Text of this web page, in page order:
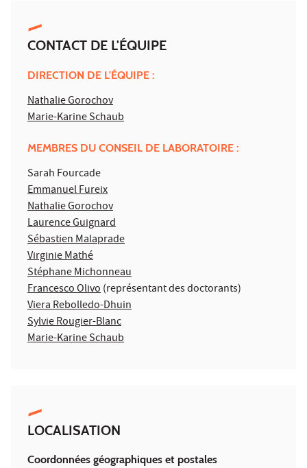
CONTACT DE L'ÉQUIPE
DIRECTION DE L'ÉQUIPE :
Nathalie Gorochov
Marie-Karine Schaub
MEMBRES DU CONSEIL DE LABORATOIRE :
Sarah Fourcade
Emmanuel Fureix
Nathalie Gorochov
Laurence Guignard
Sébastien Malaprade
Virginie Mathé
Stéphane Michonneau
Francesco Olivo(représentant des doctorants)
Viera Rebolledo-Dhuin
Sylvie Rougier-Blanc
Marie-Karine Schaub
LOCALISATION
Coordonnées géographiques et postales